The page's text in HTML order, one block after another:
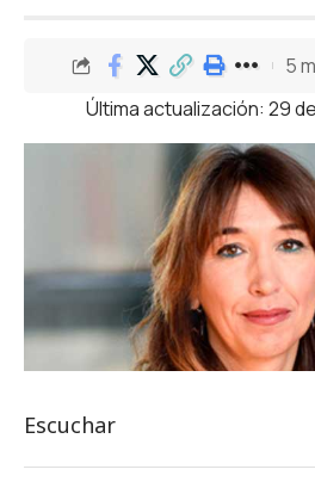
Última actualización: 29
5
Escuchar